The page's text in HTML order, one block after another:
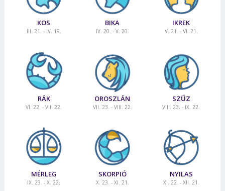
KOS
III. 21. - IV. 19.
BIKA
IV. 20. - V. 20.
IKREK
V. 21. - VI. 21.
RÁK
VI. 22. - VII. 22.
OROSZLÁN
VII. 23. - VIII. 22.
SZŰZ
VIII. 23. - IX. 22.
MÉRLEG
IX. 23. - X. 22.
SKORPIÓ
X. 23. - XI. 21.
NYILAS
XI. 22. - XII. 21.